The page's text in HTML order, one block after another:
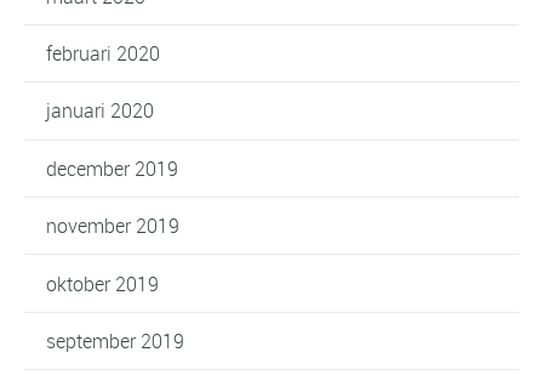
februari 2020
januari 2020
december 2019
november 2019
oktober 2019
september 2019